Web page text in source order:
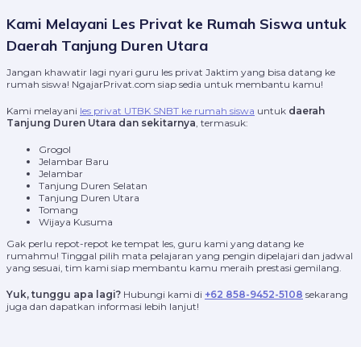
Kami Melayani Les Privat ke Rumah Siswa untuk
Daerah Tanjung Duren Utara
Jangan khawatir lagi nyari guru les privat Jaktim yang bisa datang ke
rumah siswa! NgajarPrivat.com siap sedia untuk membantu kamu!
Kami melayani les privat UTBK SNBT ke rumah siswa untuk daerah
Tanjung Duren Utara dan sekitarnya, termasuk:
Grogol
Jelambar Baru
Jelambar
Tanjung Duren Selatan
Tanjung Duren Utara
Tomang
Wijaya Kusuma
Gak perlu repot-repot ke tempat les, guru kami yang datang ke
rumahmu! Tinggal pilih mata pelajaran yang pengin dipelajari dan jadwal
yang sesuai, tim kami siap membantu kamu meraih prestasi gemilang.
Yuk, tunggu apa lagi? Hubungi kami di +62 858-9452-5108 sekarang
juga dan dapatkan informasi lebih lanjut!